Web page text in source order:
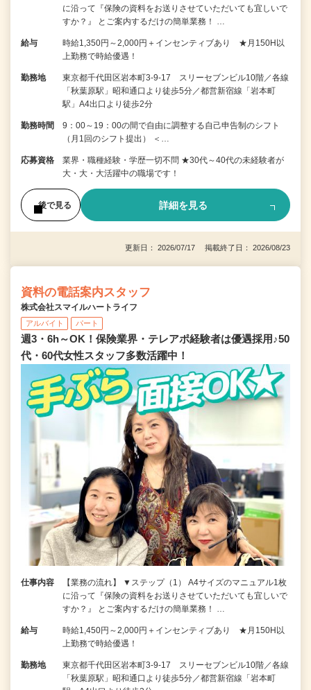
に沿って『保険の資料をお送りさせていただいても宜しいで
すか？』 とご案内するだけの簡単業務！ …
給与
時給1,350円～2,000円＋インセンティブあり ★月150H以
上勤務で時給優遇！
勤務地
東京都千代田区岩本町3-9-17 スリーセブンビル10階／各線
「秋葉原駅」昭和通口より徒歩5分／都営新宿線「岩本町
駅」A4出口より徒歩2分
勤務時間
9：00～19：00の間で自由に調整する自己申告制のシフト
（月1回のシフト提出） ＜…
応募資格
業界・職種経験・学歴一切不問 ★30代～40代の未経験者が
大・大・大活躍中の職場です！
後で見る 詳細を見る
更新日： 2026/07/17 掲載終了日： 2026/08/23
資料の電話案内スタッフ
株式会社スマイルハートライフ
アルバイト パート
週3・6h～OK！保険業界・テレアポ経験者は優遇採用♪50
代・60代女性スタッフ多数活躍中！
仕事内容
【業務の流れ】 ▼ステップ（1） A4サイズのマニュアル1枚
に沿って『保険の資料をお送りさせていただいても宜しいで
すか？』 とご案内するだけの簡単業務！ …
給与
時給1,450円～2,000円＋インセンティブあり ★月150H以
上勤務で時給優遇！
勤務地
東京都千代田区岩本町3-9-17 スリーセブンビル10階／各線
「秋葉原駅」昭和通口より徒歩5分／都営新宿線「岩本町